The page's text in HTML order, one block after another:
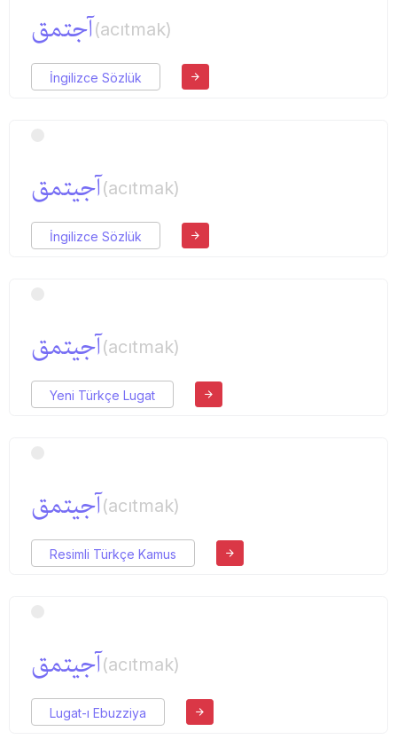
آجتمق(acıtmak)
İngilizce Sözlük
آجیتمق(acıtmak)
İngilizce Sözlük
آجیتمق(acıtmak)
Yeni Türkçe Lugat
آجیتمق(acıtmak)
Resimli Türkçe Kamus
آجیتمق(acıtmak)
Lugat-ı Ebuzziya